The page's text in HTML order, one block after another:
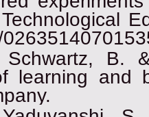
Schwartz, B.
learning and